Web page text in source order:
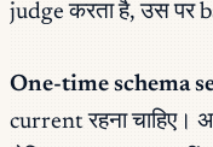
judge करता है, उस पर
One-time schema
current रहना